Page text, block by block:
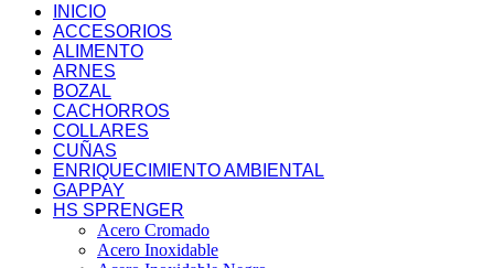
INICIO
ACCESORIOS
ALIMENTO
ARNES
BOZAL
CACHORROS
COLLARES
CUÑAS
ENRIQUECIMIENTO AMBIENTAL
GAPPAY
HS SPRENGER
Acero Cromado
Acero Inoxidable